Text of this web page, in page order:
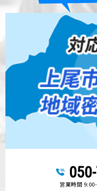
営業時間